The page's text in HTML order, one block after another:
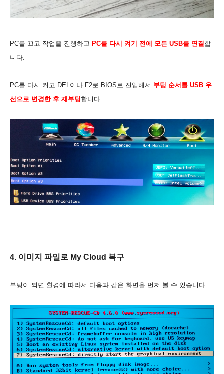
PC를 끄고 작업을 진행하고 PC를 다시 켜기 전에 모든 USB를 연결합
니다.
PC를 다시 켜고 DEL이나 F2로 BIOS로 진입해서 부팅 순서를 USB 우
선으로 변경한 후 재부팅합니다.
4. 이미지 파일로 My Cloud 복구
부팅이 되면 환경에 따라서 다음과 같은 화면을 먼저 볼 수 있습니다.